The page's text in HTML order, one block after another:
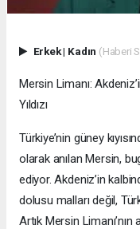
Erkek| Kadın (Haberi
Mersin Limanı:
Yıldızı
Türkiye’nin güney
olarak anılan Mersin,
ediyor. Akdeniz’in
dolusu malları değil,
Artık Mersin